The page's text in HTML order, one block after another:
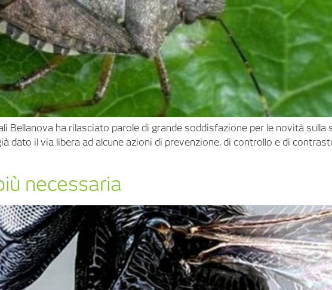
Bellanova ha rilasciato parole di grande soddisfazione per le novità sulla
dato il via libera ad alcune azioni di prevenzione, di controllo e di
necessaria